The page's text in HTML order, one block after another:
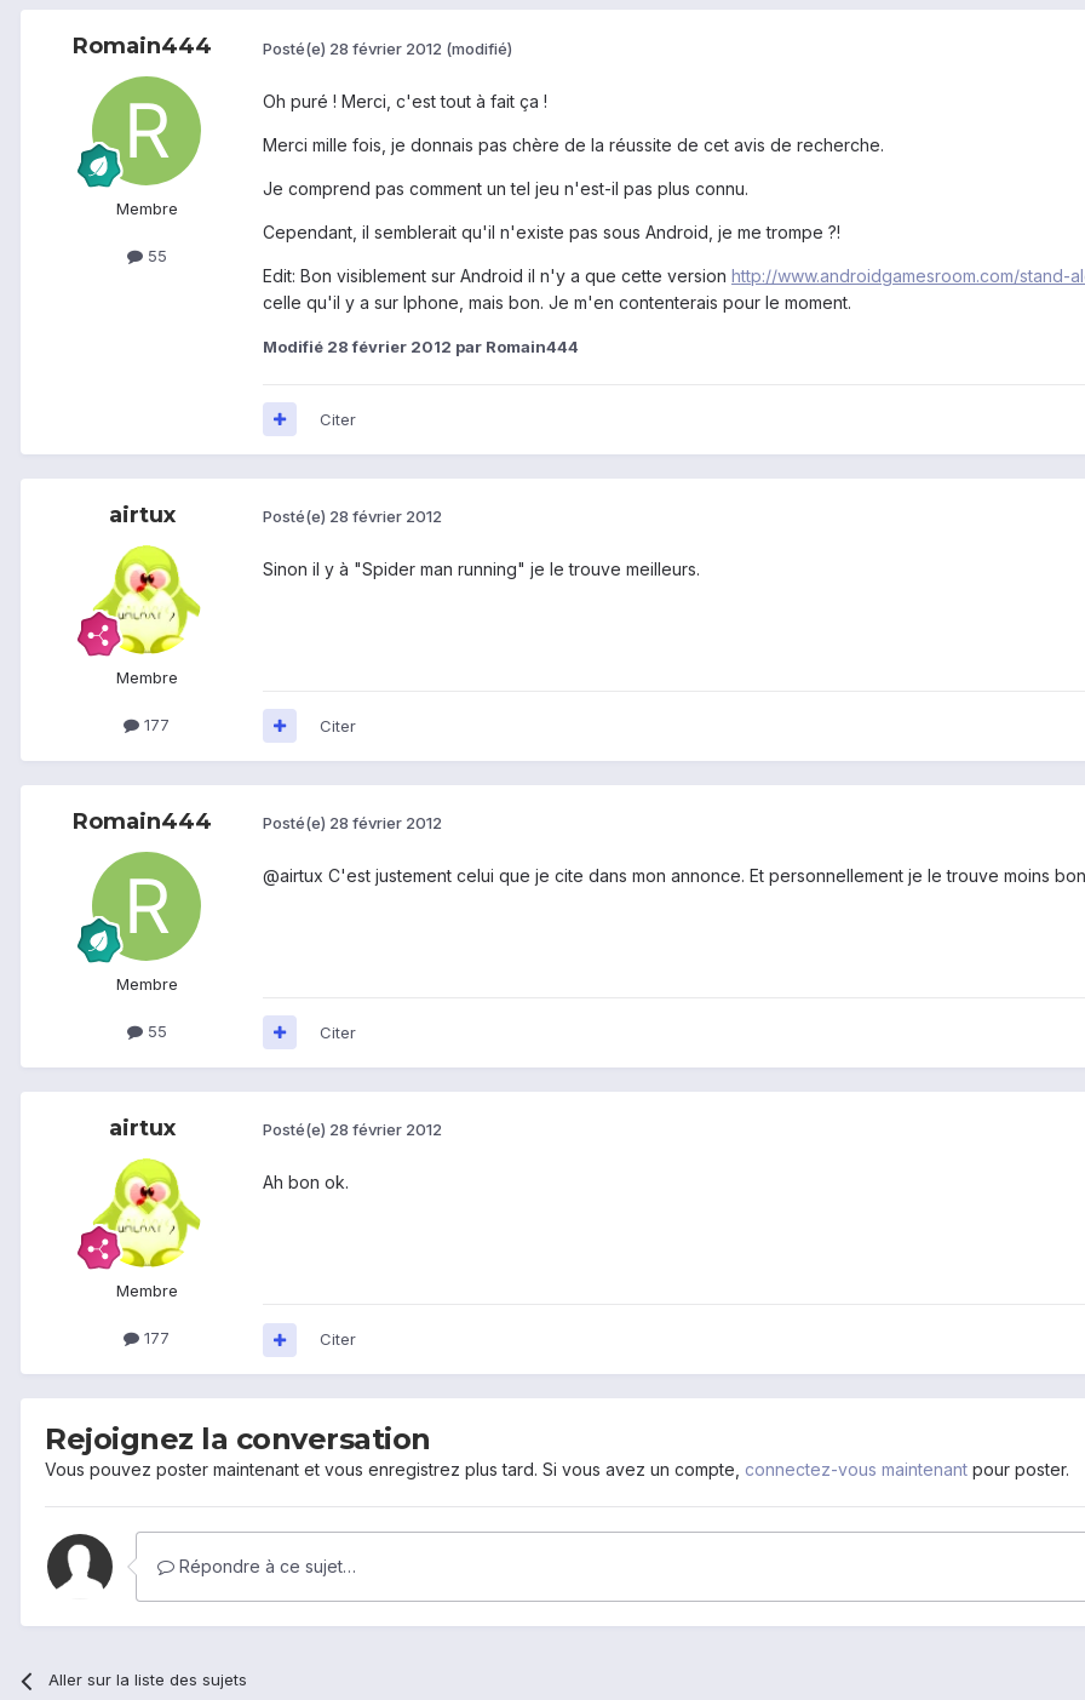
Romain444
Membre
55
Posté(e) 28 février 2012 (modifié)
Oh puré ! Merci, c'est tout à fait ça !
Merci mille fois, je donnais pas chère de la réussite de cet avis de recherche.
Je comprend pas comment un tel jeu n'est-il pas plus connu.
Cependant, il semblerait qu'il n'existe pas sous Android, je me trompe ?!
Edit: Bon visiblement sur Android il n'y a que cette version http://www.androidgamesroom.com/stand-
celle qu'il y a sur Iphone, mais bon. Je m'en contenterais pour le moment.
Modifié 28 février 2012 par Romain444
Citer
airtux
Membre
177
Posté(e) 28 février 2012
Sinon il y à "Spider man running" je le trouve meilleurs.
Citer
Romain444
Membre
55
Posté(e) 28 février 2012
@airtux C'est justement celui que je cite dans mon annonce. Et personnellement je le trouve moins
Citer
airtux
Membre
177
Posté(e) 28 février 2012
Ah bon ok.
Citer
Rejoignez la conversation
Vous pouvez poster maintenant et vous enregistrez plus tard. Si vous avez un compte, connectez-vous maintenant pour poster.
Répondre à ce sujet…
Aller sur la liste des sujets